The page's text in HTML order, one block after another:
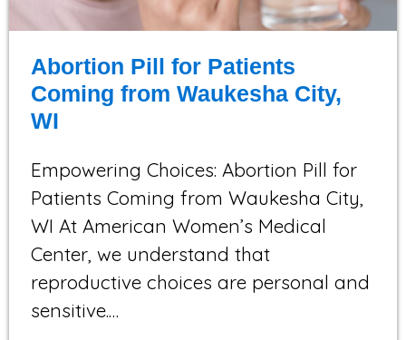
Abortion Pill for Patients
Coming from Waukesha City,
WI
Empowering Choices: Abortion Pill for
Patients Coming from Waukesha City,
WI At American Women’s Medical
Center, we understand that
reproductive choices are personal and
sensitive.…